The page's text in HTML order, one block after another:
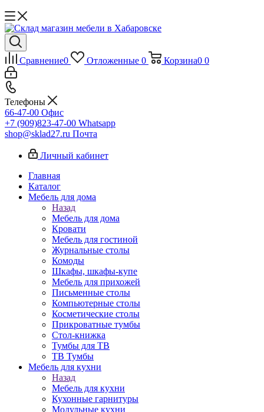
Сравнение0 Отложенные 0 Корзина0 0
Телефоны
66-47-00 Офис
+7 (909)823-47-00 Whatsapp
shop@sklad27.ru Почта
Личный кабинет
Главная
Каталог
Мебель для дома
Назад
Мебель для дома
Кровати
Мебель для гостиной
Журнальные столы
Комоды
Шкафы, шкафы-купе
Мебель для прихожей
Письменные столы
Компьютерные столы
Косметические столы
Прикроватные тумбы
Стол-книжка
Тумбы для ТВ
ТВ Тумбы
Мебель для кухни
Назад
Мебель для кухни
Кухонные гарнитуры
Модульные кухни